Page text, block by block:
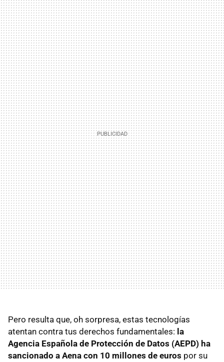
Pero resulta que, oh sorpresa, estas tecnologías
atentan contra tus derechos fundamentales: la
Agencia Española de Protección de Datos (AEPD) ha
sancionado a Aena con 10 millones de euros por su